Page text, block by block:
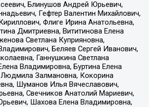
Блинушов Андрей Юрьевич,
Гефтер Валентин Михайлович,
Флиге Ирина Анатольевна,
Дмитриевна, Вититинова Елена
Светлана Куприяновна,
Беляев Сергей Иванович,
Ганнушкина Светлана
Владимировна, Буртина Елена
Залмановна, Кокорина
Шуманов Илья Вячеславович,
Свечников Анатолий Мариевич,
Шахова Елена Владимировна,